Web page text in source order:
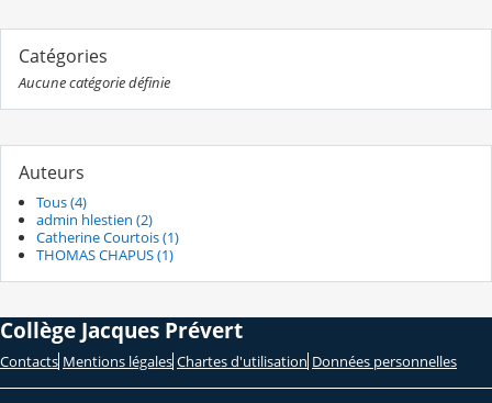
Catégories
Aucune catégorie définie
Auteurs
Tous (4)
admin hlestien (2)
Catherine Courtois (1)
THOMAS CHAPUS (1)
Collège Jacques Prévert
Contacts Mentions légales Chartes d'utilisation Données personnelles